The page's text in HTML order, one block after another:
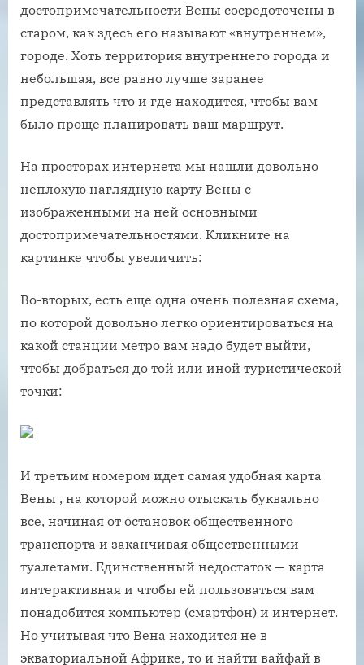
достопримечательности Вены сосредоточены в
старом, как здесь его называют «внутреннем»,
городе. Хоть территория внутреннего города и
небольшая, все равно лучше заранее
представлять что и где находится, чтобы вам
было проще планировать ваш маршрут.
На просторах интернета мы нашли довольно
неплохую наглядную карту Вены с
изображенными на ней основными
достопримечательностями. Кликните на
картинке чтобы увеличить:
Во-вторых, есть еще одна очень полезная схема,
по которой довольно легко ориентироваться на
какой станции метро вам надо будет выйти,
чтобы добраться до той или иной туристической
точки:
И третьим номером идет самая удобная карта
Вены , на которой можно отыскать буквально
все, начиная от остановок общественного
транспорта и заканчивая общественными
туалетами. Единственный недостаток — карта
интерактивная и чтобы ей пользоваться вам
понадобится компьютер (смартфон) и интернет.
Но учитывая что Вена находится не в
экваториальной Африке, то и найти вайфай в